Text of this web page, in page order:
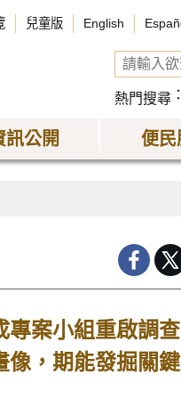
兒童版 English
熱門搜尋
訊公開 便民
案小組重啟調
像，期能發掘關